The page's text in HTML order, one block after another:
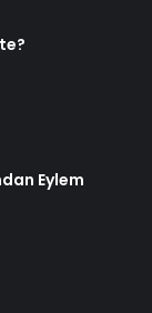
Eylem